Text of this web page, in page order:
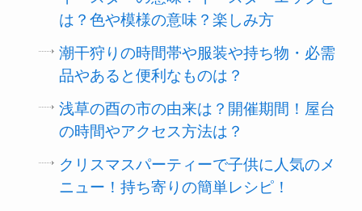
は？色や模様の意味？楽しみ方
潮干狩りの時間帯や服装や持ち物・必需
品やあると便利なものは？
浅草の酉の市の由来は？開催期間！屋台
の時間やアクセス方法は？
クリスマスパーティーで子供に人気のメ
ニュー！持ち寄りの簡単レシピ！